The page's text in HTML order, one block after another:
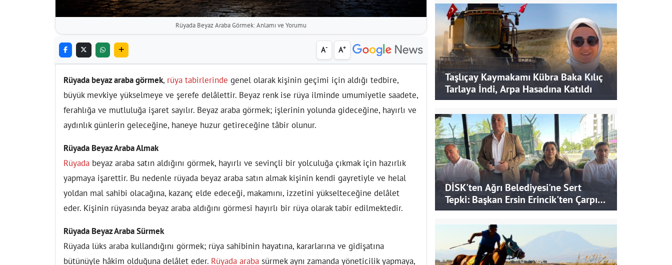
Rüyada Beyaz Araba Görmek: Anlamı ve Yorumu
A- A+
Rüyada beyaz araba görmek, rüya tabirlerinde genel olarak kişinin geçimi için aldığı tedbire,
büyük mevkiye yükselmeye ve şerefe delâlettir. Beyaz renk ise rüya ilminde umumiyetle saadete,
ferahlığa ve mutluluğa işaret sayılır. Beyaz araba görmek; işlerinin yolunda gideceğine, hayırlı ve
aydınlık günlerin geleceğine, haneye huzur getireceğine tâbir olunur.
Rüyada Beyaz Araba Almak
Rüyada beyaz araba satın aldığını görmek, hayırlı ve sevinçli bir yolculuğa çıkmak için hazırlık
yapmaya işarettir. Bu nedenle rüyada beyaz araba satın almak kişinin kendi gayretiyle ve helal
yoldan mal sahibi olacağına, kazanç elde edeceği, makamını, izzetini yükselteceğine delâlet
eder. Kişinin rüyasında beyaz araba aldığını görmesi hayırlı bir rüya olarak tabir edilmektedir.
Rüyada Beyaz Araba Sürmek
Rüyada lüks araba kullandığını görmek; rüya sahibinin hayatına, kararlarına ve gidişatına
bütünüyle hâkim olduğuna delâlet eder. Rüyada araba sürmek aynı zamanda yöneticilik yapmaya,
Taşlıçay Kaymakamı Kübra Baka Kılıç
Tarlaya İndi, Arpa Hasadına Katıldı
DİSK'ten Ağrı Belediyesi'ne Sert
Tepki: Başkan Ersin Erincik'ten Çarpıcı
İddialar